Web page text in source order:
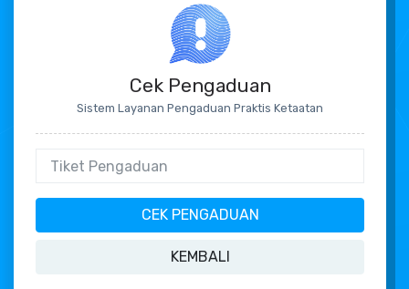
Cek Pengaduan
Sistem Layanan Pengaduan Praktis Ketaatan
CEK PENGADUAN
KEMBALI